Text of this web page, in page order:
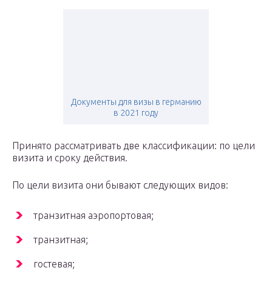
Документы для визы в германию
в 2021 году
Принято рассматривать две классификации: по цели
визита и сроку действия.
По цели визита они бывают следующих видов:
транзитная аэропортовая;
транзитная;
гостевая;